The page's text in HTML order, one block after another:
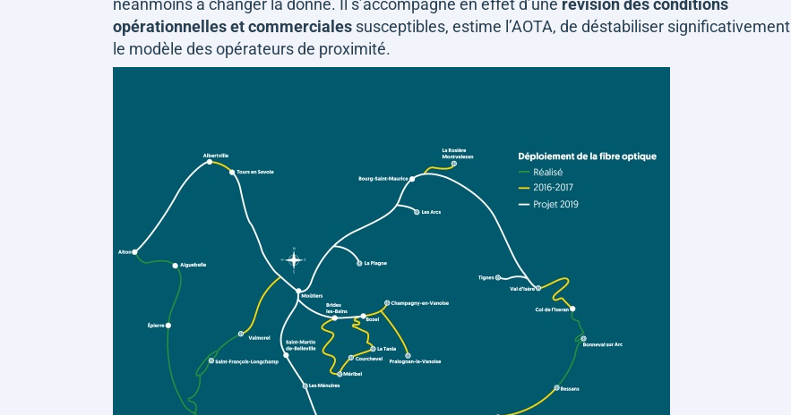
néanmoins à changer la donne. Il s’accompagne en effet d’une révision des conditions
opérationnelles et commerciales susceptibles, estime l’AOTA, de déstabiliser significativement
le modèle des opérateurs de proximité.